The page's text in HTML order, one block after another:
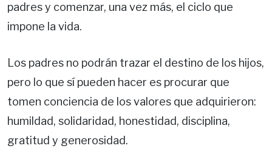
padres y comenzar, una vez más, el ciclo que
impone la vida.
Los padres no podrán trazar el destino de los hijos,
pero lo que sí pueden hacer es procurar que
tomen conciencia de los valores que adquirieron:
humildad, solidaridad, honestidad, disciplina,
gratitud y generosidad.